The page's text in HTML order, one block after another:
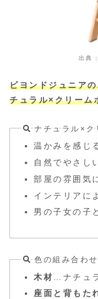
出典
ビヨンドジュニア
チュラル×クリーム
ナチュラル×ク
温かみを感じ
自然でやさし
部屋の雰囲気
インテリアに
男の子女の子
色の組み合わ
木材
…ナチュ
座面と背もた